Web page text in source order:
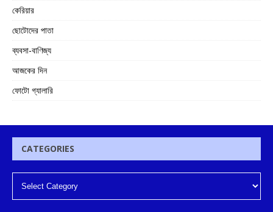
কেরিয়ার
ছোটোদের পাতা
ব্যবসা-বাণিজ্য
আজকের দিন
ফোটো গ্যালারি
CATEGORIES